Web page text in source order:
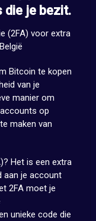
die je bezit.
(2FA) voor extra
Bitcoin te kopen
van je
manier om
op
maken van
Het is een extra
aan je account
2FA moet je
unieke code die